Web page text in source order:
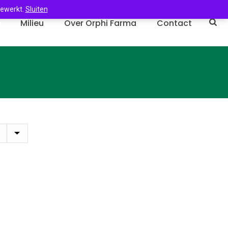
Milieu Over Orphi Farma Contact
Sluiten